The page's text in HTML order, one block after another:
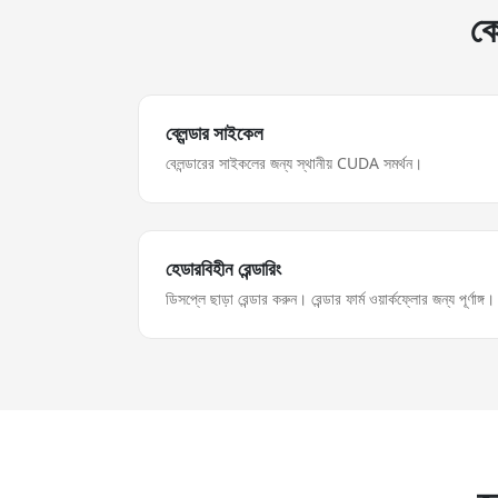
ব্লেন্ডার সাইকেল
বেলন্ডারের সাইকলের জন্য স্থানীয় CUDA সমর্থন।
হেডারবিহীন রেন্ডারিং
ডিসপ্লে ছাড়া রেন্ডার করুন। রেন্ডার ফার্ম ওয়ার্কফ্লোর জন্য পূর্ণাঙ্গ।